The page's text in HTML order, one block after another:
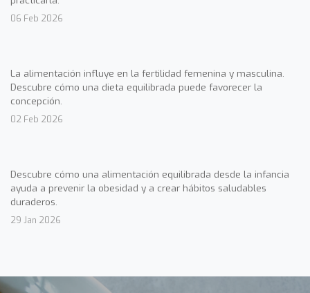
06 Feb 2026
La alimentación influye en la fertilidad femenina y masculina.
Descubre cómo una dieta equilibrada puede favorecer la
concepción.
02 Feb 2026
Descubre cómo una alimentación equilibrada desde la infancia
ayuda a prevenir la obesidad y a crear hábitos saludables
duraderos.
29 Jan 2026